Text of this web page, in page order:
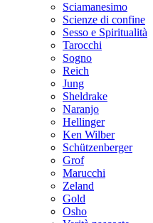
Sciamanesimo
Scienze di confine
Sesso e Spiritualità
Tarocchi
Sogno
Reich
Jung
Sheldrake
Naranjo
Hellinger
Ken Wilber
Schützenberger
Grof
Marucchi
Zeland
Gold
Osho